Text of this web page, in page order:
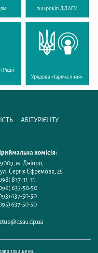
100 років ДДАЕУ
Ради
Урядова «Гаряча лінія»
АБІТУРІЄНТУ
комісія:
м. Дніпро,
Сергія Єфремова, 25
837-31-31
637-50-50
637-50-50
637-50-50
захищено.